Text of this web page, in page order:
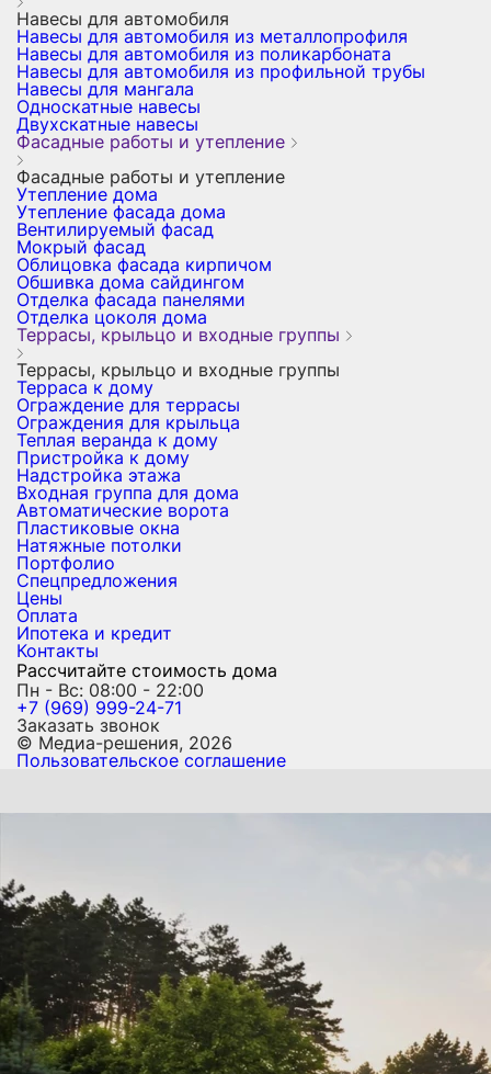
Навесы для автомобиля
Навесы для автомобиля из металлопрофиля
Навесы для автомобиля из поликарбоната
Навесы для автомобиля из профильной трубы
Навесы для мангала
Односкатные навесы
Двухскатные навесы
Фасадные работы и утепление
Фасадные работы и утепление
Утепление дома
Утепление фасада дома
Вентилируемый фасад
Мокрый фасад
Облицовка фасада кирпичом
Обшивка дома сайдингом
Отделка фасада панелями
Отделка цоколя дома
Террасы, крыльцо и входные группы
Террасы, крыльцо и входные группы
Терраса к дому
Ограждение для террасы
Ограждения для крыльца
Теплая веранда к дому
Пристройка к дому
Надстройка этажа
Входная группа для дома
Автоматические ворота
Пластиковые окна
Натяжные потолки
Портфолио
Спецпредложения
Цены
Оплата
Ипотека и кредит
Контакты
Рассчитайте стоимость дома
Пн - Вс: 08:00 - 22:00
+7 (969) 999-24-71
Заказать звонок
© Медиа-решения, 2026
Пользовательское соглашение